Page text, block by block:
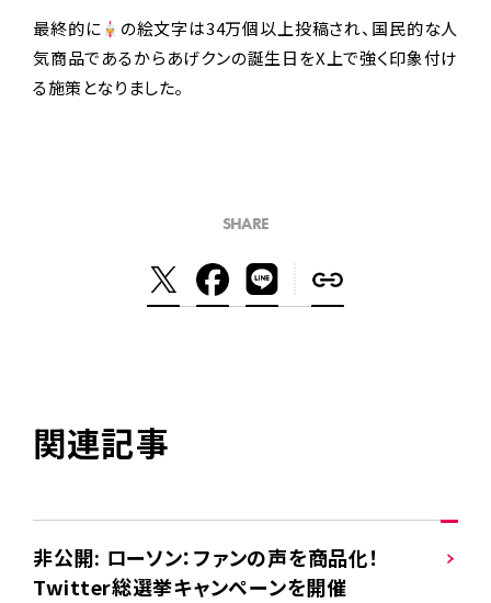
最終的に
の絵文字は34万個以上投稿され、国民的な人
気商品であるからあげクンの誕生日をX上で強く印象付け
る施策となりました。
SHARE
関連記事
非公開: ローソン：ファンの声を商品化！
Twitter総選挙キャンペーンを開催